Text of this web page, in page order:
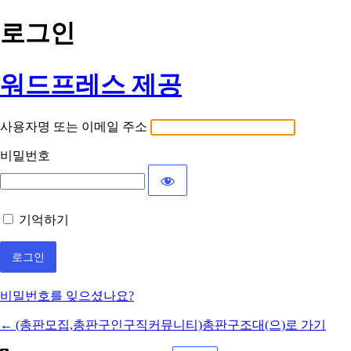
로그인
워드프레스 제공
사용자명 또는 이메일 주소
비밀번호
기억하기
비밀번호를 잊으셨나요?
← (총판모집,총판구인구직커뮤니티)총판구조대(으)로 가기